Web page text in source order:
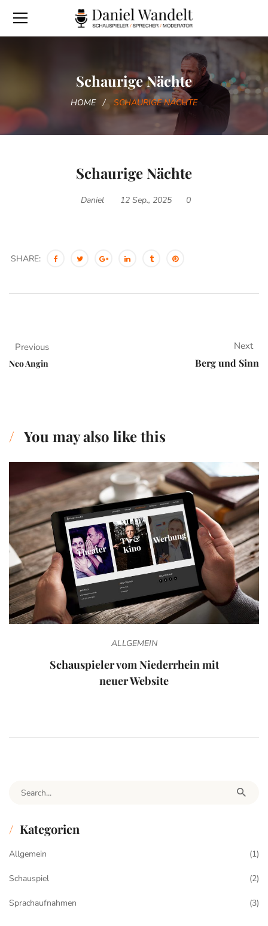
Schaurige Nächte
HOME SCHAURIGE NÄCHTE
Schaurige Nächte
Daniel 12 Sep., 2025 0
SHARE:
Previous
Neo Angin
Next
Berg und Sinn
You may also like this
ALLGEMEIN
Schauspieler vom Niederrhein mit
neuer Website
Search for:
Kategorien
Allgemein (1)
Schauspiel (2)
Sprachaufnahmen (3)